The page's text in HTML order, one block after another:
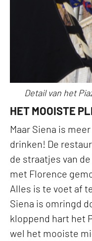
Detail van het
HET MOOISTE
Maar Siena is
drinken! De
de straatjes van
met Florence
Alles is te voet af
Siena is omringd
kloppend hart het
wel het mooiste